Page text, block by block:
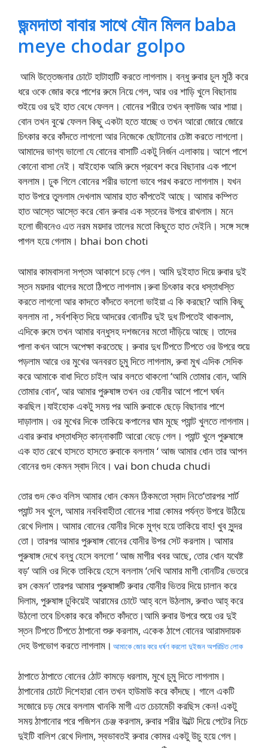
জন্মদাতা বাবার সাথে যৌন মিলন baba
meye chodar golpo
আমি উত্তেজনার চোটে হাটাহাটি করতে লাগলাম। বন্ধু রুবার চুল মুঠি করে
ধরে ওকে জোর করে পাশের রুমে নিয়ে গেল, আর ওর শাড়ি খুলে বিছানায়
শুইয়ে ওর দুই হাত বেধে ফেলল। বোনের শরীরে তখন ব্লাউজ আর শায়া।
বোন তখন বুঝে ফেলল কিছু একটা হতে যাচ্ছে ও তখন আরো জোরে জোরে
চিৎকার করে কাঁদতে লাগলো আর নিজেকে ছোটানোর চেষ্টা করতে লাগলো।
আমাদের ভাগ্য ভালো যে বোনের বাসাটি একটু নির্জন এলাকায়। আশে পাশে
কোনো বাসা নেই। যাইহোক আমি রুমে প্রবেশ করে বিছানার এক পাশে
বললাম। ঢুক গিলে বোনের শরীর ভালো ভাবে পরখ করতে লাগলাম। যখন
হাত উপরে তুললাম দেখলাম আমার হাত কাঁপতেই আছে। আমার কম্পিত
হাত আস্তে আস্তে করে বোন রুবার এক স্তনের উপরে রাখলাম। মনে
হলো জীবনেও এত নরম ময়দার তালের মতো কিছুতে হাত দেইনি। সঙ্গে সঙ্গে
পাগল হয়ে গেলাম। bhai bon choti
আমার কামবাসনা সপ্তম আকাশে চড়ে গেল। আমি দুইহাত দিয়ে রুবার দুই
স্তন ময়দার থালের মতো ঠিপতে লাগলাম।রুবা চিৎকার করে ধস্তাধস্তি
করতে লাগলো আর কাদতে কাঁদতে বললো ভাইয়া এ কি করছো? আমি কিছু
বললাম না , সর্বশক্তি দিয়ে আদরের বোনটির দুই দুধ টিপতেই থাকলাম,
এদিকে রুমে তখন আমার বন্ধুসহ দশজনের মতো দাঁড়িয়ে আছে। তাদের
পালা কখন আসে অপেক্ষা করতেছে। রুবার দুধ টিপতে টিপতে ওর উপরে শুয়ে
পড়লাম আরে ওর মুখের অনবরত চুমু দিতে লাগলাম, রুবা মুখ এদিক সেদিক
করে আমাকে বাধা দিতে চাইল আর বলতে থাকলো ‘আমি তোমার বোন, আমি
তোমার বোন’, আর আমার পুরুষাঙ্গ তখন ওর যোনীর আশে পাশে ঘর্ষন
করছিল।যাইহোক একটু সময় পর আমি রুবাকে ছেড়ে বিছানার পাশে
দাড়ালাম। ওর মুখের দিকে তাকিয়ে কপালের ঘাম মুছে প্যান্ট খুলতে লাগলাম।
এবার রুবার ধস্তাধস্তি কান্নাকাটি আরো বেড়ে গেল। প্যান্ট খুলে পুরুষাঙ্গে
এক হাত রেখে হাসতে হাসতে রুবাকে বললাম ‘ আজ আমার ধোন তার আপন
বোনের গুদ কেমন স্বাদ নিবে। vai bon chuda chudi
তোর গুদ কেও বলিস আমার ধোন কেমন ঠিকমতো স্বাদ নিতে’তারপর শার্ট
প্যান্ট সব খুলে, আমার নববিবাহীতা বোনের শায়া কোমর পর্যন্ত উপরে উঠিয়ে
রেখে দিলাম। আমার বোনের যোনীর দিকে মুগ্ধ হয়ে তাকিয়ে বাহ! খুব সুন্দর
তো। তারপর আমার পুরুষাঙ্গ বোনের যোনীর উপর সেট করলাম। আমার
পুরুষাঙ্গ দেখে বন্ধু হেসে বললো ‘ আজ মাগীর খবর আছে, তোর ধোন যথেষ্ট
বড়’ আমি ওর দিকে তাকিয়ে হেসে বললাম ‘দেখি আমার মাগী বোনটির ভেতরে
রস কেমন’ তারপর আমার পুরুষাঙ্গটি রুবার যোনীর ভিতর দিয়ে চালান করে
দিলাম, পুরুষাঙ্গ ঢুকিয়েই আরামের চোটে আহ্‌ বলে উঠলাম, রুবাও আহ্‌ করে
উঠলো তবে চিৎকার করে কাঁদতে কাঁদতে।আমি রুবার উপরে শুয়ে ওর দুই
স্তন টিপতে টিপতে ঠাপানো শুরু করলাম, একেক ঠাপে বোনের আরামদায়ক
দেহ উপভোগ করতে লাগলাম। আমাকে জোর করে ধর্ষণ করলো দুইজন অপরিচিত লোক
ঠাপাতে ঠাপাতে বোনের ঠোট কামড়ে ধরলাম, মুখে চুমু দিতে লাগলাম।
ঠাপানোর চোটে দিশেহারা বোন তখন হাউমাউ করে কাঁদছে। গালে একটি
সজোরে চড় মেরে বললাম খানকি মাগী এত চেচামেচী করছিস কেন! একটু
সময় ঠাপানোর পরে পজিশন চেঞ্জ করলাম, রুবার শরীর উল্টে দিয়ে পেটের নিচে
দুইটি বালিশ রেখে দিলাম, স্বভাবতই রুবার কোমর একটু উচু হয়ে গেল।